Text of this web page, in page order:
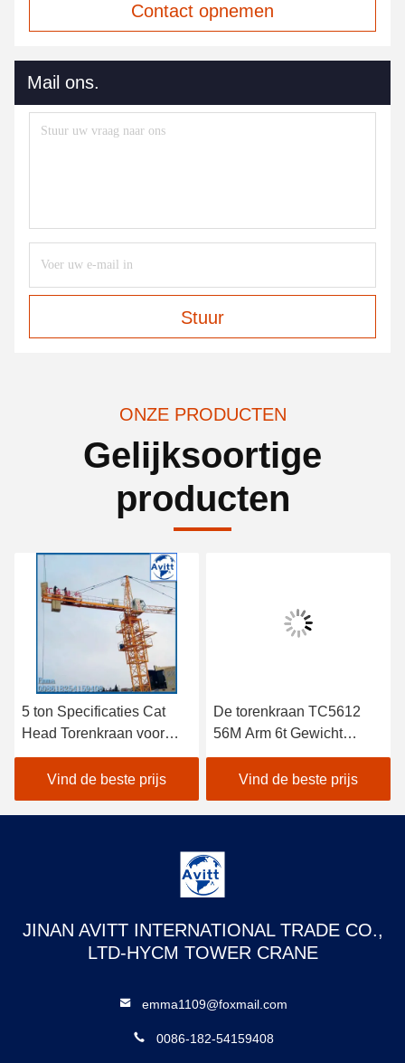
Contact opnemen
Mail ons.
Stuur
ONZE PRODUCTEN
Gelijksoortige
producten
5 ton Specificaties Cat
Head Torenkraan voor
civiele bouwprojecten
Vind de beste prijs
De torenkraan TC5612
56M Arm 6t Gewicht
Building
Constructieapparatuur
Vind de beste prijs
JINAN AVITT INTERNATIONAL TRADE CO.,
LTD-HYCM TOWER CRANE
emma1109@foxmail.com
0086-182-54159408